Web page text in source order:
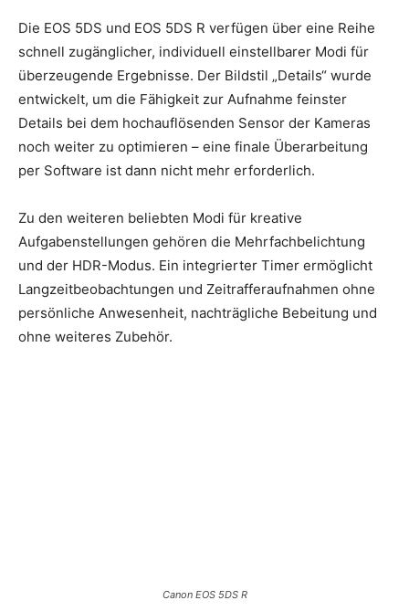
Die EOS 5DS und EOS 5DS R verfügen über eine Reihe
schnell zugänglicher, individuell einstellbarer Modi für
überzeugende Ergebnisse. Der Bildstil „Details“ wurde
entwickelt, um die Fähigkeit zur Aufnahme feinster
Details bei dem hochauflösenden Sensor der Kameras
noch weiter zu optimieren – eine finale Überarbeitung
per Software ist dann nicht mehr erforderlich.
Zu den weiteren beliebten Modi für kreative
Aufgabenstellungen gehören die Mehrfachbelichtung
und der HDR-Modus. Ein integrierter Timer ermöglicht
Langzeitbeobachtungen und Zeitrafferaufnahmen ohne
persönliche Anwesenheit, nachträgliche Bebeitung und
ohne weiteres Zubehör.
Canon EOS 5DS R